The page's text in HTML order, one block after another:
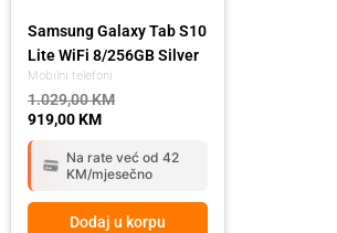
Mobilni telefoni
Samsung Galaxy Tab S10
Lite WiFi 8/256GB Silver
1.029,00KM
919,00KM
Na rate već od 42
KM/mjesečno
Dodaj u korpu